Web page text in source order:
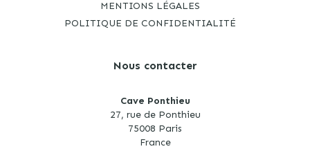
MENTIONS LÉGALES
POLITIQUE DE CONFIDENTIALITÉ
Nous contacter
Cave Ponthieu
27, rue de Ponthieu
75008 Paris
France